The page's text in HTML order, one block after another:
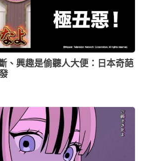
、興趣是偷聽人大便：日本奇葩